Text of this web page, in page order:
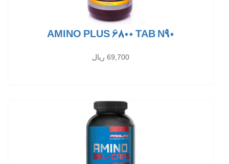
AMINO PLUS 6800 TAB N90
69,700 ریال